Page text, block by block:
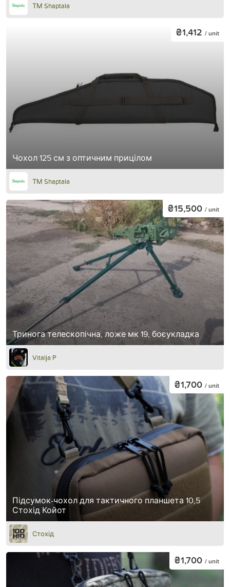
ТМ Shaptala
Чохол 125 см з оптичним прицілом
₴1,412 / unit
ТМ Shaptala
Тринога телескопічна, ложе мк 19, боєукладка
₴15,500 / unit
Vitalja P
Підсумок-чохол для тактичного планшета 10,5
Стохід Койот
₴1,700 / unit
Стохід
₴1,700 / unit